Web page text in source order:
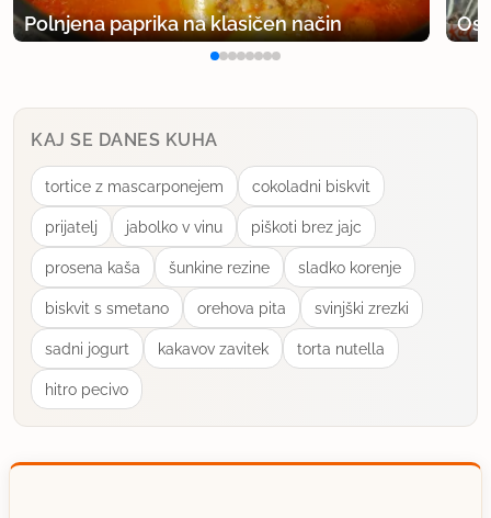
Polnjena paprika na klasičen način
KAJ SE DANES KUHA
tortice z mascarponejem cokoladni biskvit
prijatelj jabolko v vinu piškoti brez jajc
prosena kaša šunkine rezine sladko korenje
biskvit s smetano orehova pita svinjški zrezki
sadni jogurt kakavov zavitek torta nutella
hitro pecivo